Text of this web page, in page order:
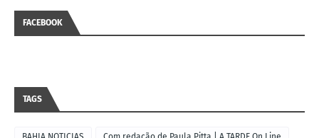
FACEBOOK
TAGS